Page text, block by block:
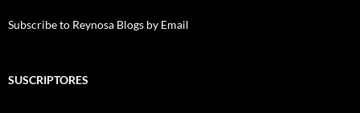
Subscribe to Reynosa Blogs by Email
SUSCRIPTORES